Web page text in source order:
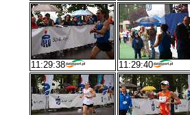
11:29:38 11:29:40